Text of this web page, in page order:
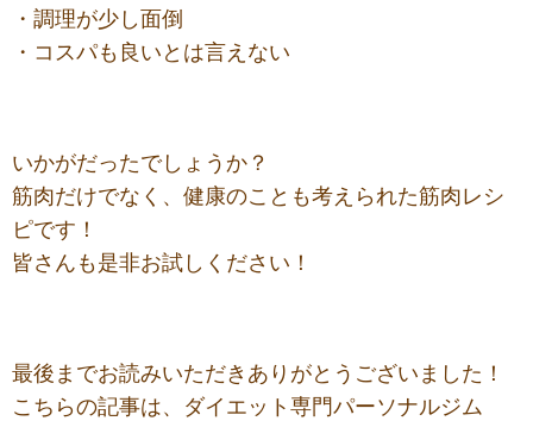
・調理が少し面倒
・コスパも良いとは言えない
いかがだったでしょうか？
筋肉だけでなく、健康のことも考えられた筋肉レシ
ピです！
皆さんも是非お試しください！
最後までお読みいただきありがとうございました！
こちらの記事は、ダイエット専門パーソナルジム